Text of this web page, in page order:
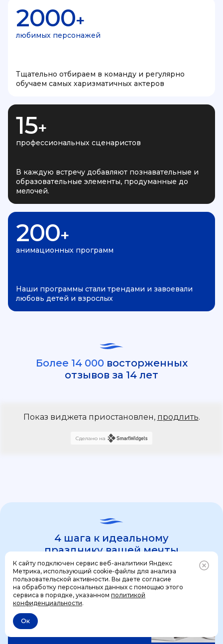
Позвонить+7 (499) 444-31-53
К сайту подключен сервис веб-аналитики Яндекс
Метрика, использующий cookie-файлы для анализа
пользовательской активности. Вы даете согласие
на обработку персональных данных с помощью этого
сервиса в порядке, указанном политикой
конфиденциальности.
Ок
2000+
любимых персонажей
Тщательно отбираем в команду и регулярно
обучаем самых харизматичных актеров
15+
профессиональных сценаристов
В каждую встречу добавляют познавательные и
образовательные элементы, продуманные до
мелочей.
200+
анимационных программ
Наши программы стали трендами и завоевали
любовь детей и взрослых
Более 14 000восторженных
отзывов за 14 лет
Показ виджета приостановлен, продлить.
Сделано на
4 шага к идеальному
празднику вашей мечты
1 шаг